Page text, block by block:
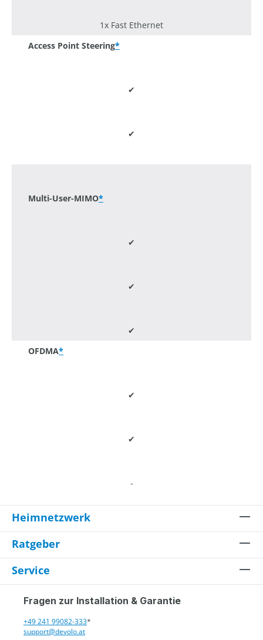
1x Fast Ethernet
Access Point Steering*
✔
✔
Multi-User-MIMO*
✔
✔
✔
OFDMA*
✔
✔
-
Heimnetzwerk
Ratgeber
Service
Fragen zur Installation & Garantie
+49 241 99082-333*
support@devolo.at